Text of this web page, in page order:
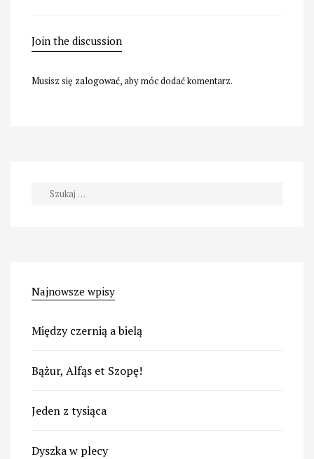
Join the discussion
Musisz się zalogować, aby móc dodać komentarz.
Szukaj:
Najnowsze wpisy
Między czernią a bielą
Bążur, Alfąs et Szopę!
Jeden z tysiąca
Dyszka w plecy